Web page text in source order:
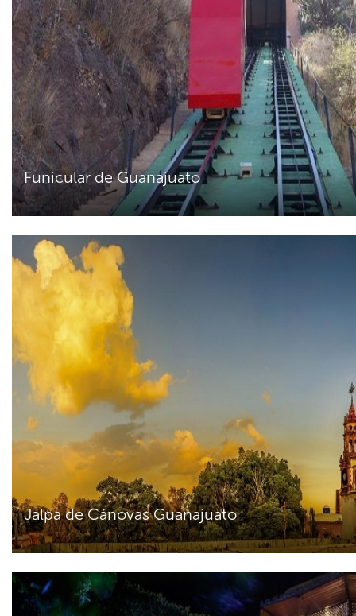
Funicular de Guanajuato
Jalpa de Cánovas Guanajuato